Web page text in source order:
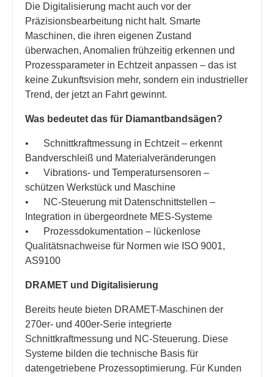
Die Digitalisierung macht auch vor der
Präzisionsbearbeitung nicht halt. Smarte
Maschinen, die ihren eigenen Zustand
überwachen, Anomalien frühzeitig erkennen und
Prozessparameter in Echtzeit anpassen – das ist
keine Zukunftsvision mehr, sondern ein industrieller
Trend, der jetzt an Fahrt gewinnt.
Was bedeutet das für Diamantbandsägen?
• Schnittkraftmessung in Echtzeit – erkennt
Bandverschleiß und Materialveränderungen
• Vibrations- und Temperatursensoren –
schützen Werkstück und Maschine
• NC-Steuerung mit Datenschnittstellen –
Integration in übergeordnete MES-Systeme
• Prozessdokumentation – lückenlose
Qualitätsnachweise für Normen wie ISO 9001,
AS9100
DRAMET und Digitalisierung
Bereits heute bieten DRAMET-Maschinen der
270er- und 400er-Serie integrierte
Schnittkraftmessung und NC-Steuerung. Diese
Systeme bilden die technische Basis für
datengetriebene Prozessoptimierung. Für Kunden